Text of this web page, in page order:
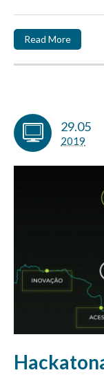
Read More
29.05
2019